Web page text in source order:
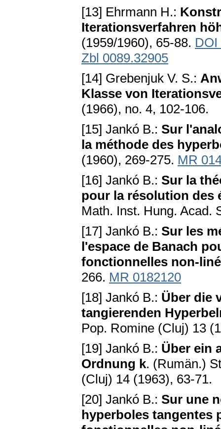
[13] Ehrmann H.:
Iterationsverfahren
(1959/1960), 65-88. DOI
Zbl 0089.32905
[14] Grebenjuk V. S.:
Klasse von
(1966), no. 4, 102-106.
[15] Jankó В.: Sur
la méthode des
(1960), 269-275. MR
[16] Jankó B.: Sur la
pour la résolution des
Math. Inst. Hung. Acad.
[17] Jankó B.: Sur les
l'espace de Banach
fonctionnelles non-
266. MR 0182120
[18] Jankó B.: Über die
tangierenden
Pop. Romine (Cluj) 13
[19] Jankó B.: Über ein
Ordnung k. (Rumän.)
(Cluj) 14 (1963), 63-71.
[20] Jankó B.: Sur une
hyperboles tangentes